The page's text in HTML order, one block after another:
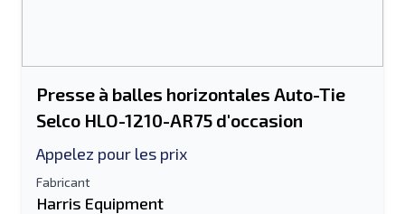
Presse à balles horizontales Auto-Tie
Selco HLO-1210-AR75 d'occasion
Appelez pour les prix
Fabricant
Harris Equipment